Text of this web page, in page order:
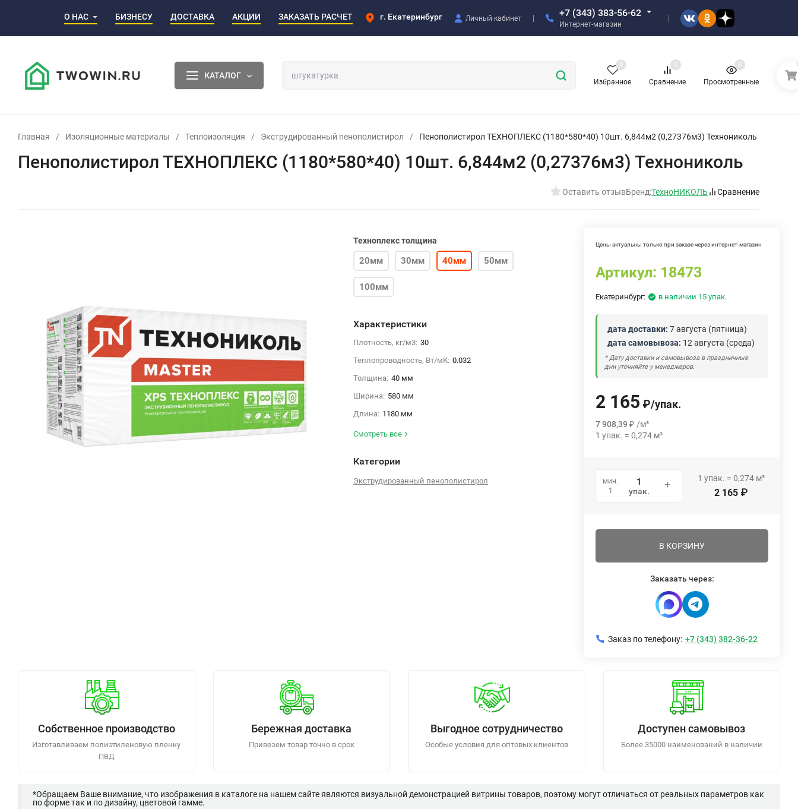
О НАС БИЗНЕСУ ДОСТАВКА АКЦИИ ЗАКАЗАТЬ РАСЧЕТ г. Екатеринбург Личный кабинет +7 (343) 383-56-62
Интернет-магазин
КАТАЛОГ
Избранное
0
Сравнение
0
Просмотренные
0
Главная / Изоляционные материалы / Теплоизоляция / Экструдированный пенополистирол / Пенополистирол ТЕХНОПЛЕКС (1180*580*40) 10шт. 6,844м2 (0,27376м3) Технониколь
Пенополистирол ТЕХНОПЛЕКС (1180*580*40) 10шт. 6,844м2 (0,27376м3) Технониколь
Оставить отзывБренд:ТехноНИКОЛЬ Сравнение
Техноплекс толщина
20мм 30мм 40мм 50мм
100мм
Характеристики
Плотность, кг/м3: 30
Теплопроводность, Вт/мК: 0.032
Толщина: 40 мм
Ширина: 580 мм
Длина: 1180 мм
Смотреть все
Категории
Экструдированный пенополистирол
Цены актуальны только при заказе через интернет-магазин
Артикул: 18473
Екатеринбург: в наличии 15 упак.
дата доставки: 7 августа (пятница)
дата самовывоза: 12 августа (среда)
* Дату доставки и самовывоза в праздничные
дни уточняйте у менеджеров.
2 165 ₽/упак.
7 908,39 ₽ /м³
1 упак. =0,274 м³
мин.
1
упак.
1 упак. =0,274 м³
2 165 ₽
В КОРЗИНУ
Заказать через:
Заказ по телефону: +7 (343) 382-36-22
Собственное производство
Изготавливаем полиэтиленовую пленку
ПВД
Бережная доставка
Привезем товар точно в срок
Выгодное сотрудничество
Особые условия для оптовых клиентов
Доступен самовывоз
Более 35000 наименований в наличии
*Обращаем Ваше внимание, что изображения в каталоге на нашем сайте являются визуальной демонстрацией витрины товаров, поэтому могут отличаться от реальных параметров как
по форме так и по дизайну, цветовой гамме.